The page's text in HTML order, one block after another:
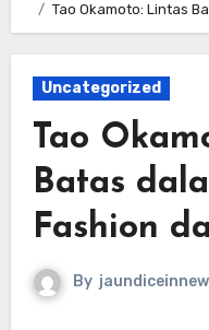
Tao Okamoto: Lintas
Uncategorized
Tao
Batas
Fashion
By